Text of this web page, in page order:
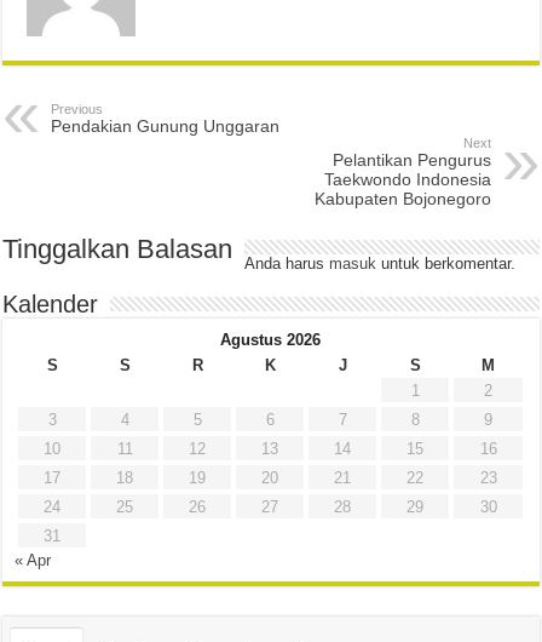
Previous
Pendakian Gunung Unggaran
Next
Pelantikan Pengurus
Taekwondo Indonesia
Kabupaten Bojonegoro
Tinggalkan Balasan Anda harus masuk untuk berkomentar.
Kalender
Agustus 2026
S
S R K J S
M
1
2
3
4 5 6 7 8
9
10
11 12 13 14 15
16
17
18 19 20 21 22
23
24
25 26 27 28 29
30
31
« Apr